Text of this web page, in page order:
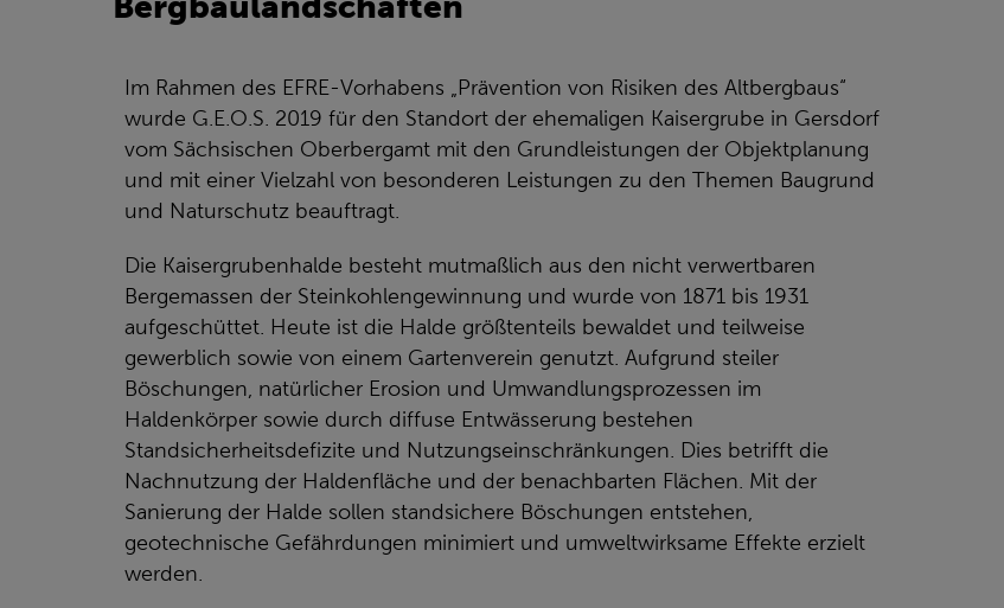
Im Rahmen des EFRE-Vorhabens „Prävention von Risiken des Altbergbaus“
wurde G.E.O.S. 2019 für den Standort der ehemaligen Kaisergrube in Gersdorf
vom Sächsischen Oberbergamt mit den Grundleistungen der Objektplanung
und mit einer Vielzahl von besonderen Leistungen zu den Themen Baugrund
und Naturschutz beauftragt.
Die Kaisergrubenhalde besteht mutmaßlich aus den nicht verwertbaren
Bergemassen der Steinkohlengewinnung und wurde von 1871 bis 1931
aufgeschüttet. Heute ist die Halde größtenteils bewaldet und teilweise
gewerblich sowie von einem Gartenverein genutzt. Aufgrund steiler
Böschungen, natürlicher Erosion und Umwandlungsprozessen im
Haldenkörper sowie durch diffuse Entwässerung bestehen
Standsicherheitsdefizite und Nutzungseinschränkungen. Dies betrifft die
Nachnutzung der Haldenfläche und der benachbarten Flächen. Mit der
Sanierung der Halde sollen standsichere Böschungen entstehen,
geotechnische Gefährdungen minimiert und umweltwirksame Effekte erzielt
werden.